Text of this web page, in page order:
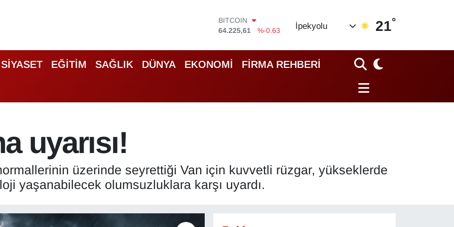
DOLAR
47,7143
%0.16
55,0317
%-0.02
STERLİN
BİST100
İpekyolu 21°
SİYASET EĞİTİM SAĞLIK DÜNYA EKONOMİ FİRMA REHBERİ
uyarısı!
üzerinde seyrettiği Van için kuvvetli rüzgar, yükseklerde
yaşanabilecek olumsuzluklara karşı uyardı.